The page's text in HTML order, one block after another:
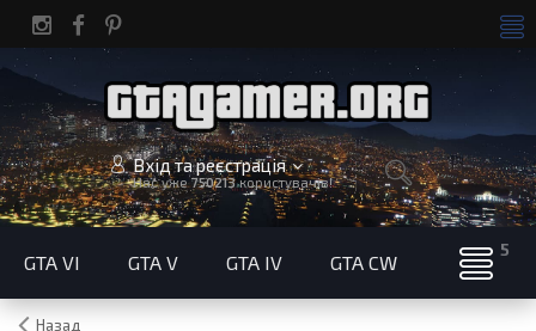
Вхід та реєстрація
Нас уже750213користувачів!
GTA VI GTA V GTA IV GTA CW
Назад